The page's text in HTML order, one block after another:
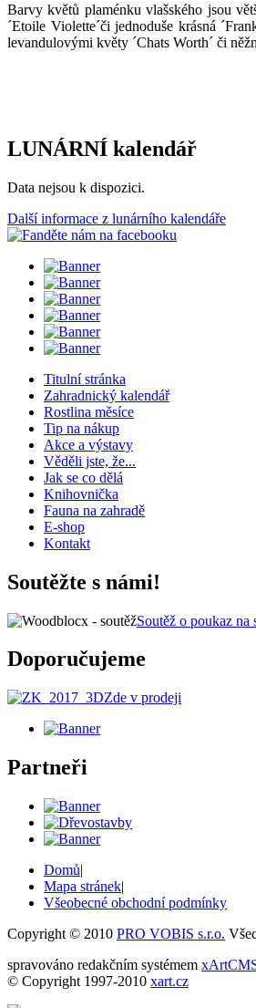
Barvy květů plaménku vlašského jsou
´Etoile Violette´či jednoduše krásná
levandulovými květy ´Chats Worth´ či
LUNÁRNÍ kalendář
Data nejsou k dispozici.
Další informace z lunárního kalendáře
Titulní stránka
Zahradnický kalendář
Rostlina měsíce
Tip na nákup
Akce a výstavy
Věděli jste, že...
Jak se co dělá
Knihovnička
Fauna na zahradě
E-shop
Kontakt
Soutěžte s námi!
Soutěž o poukaz na
Doporučujeme
Zde v prodeji
Partneři
Domů|
Mapa stránek|
Všeobecné obchodní podmínky
Copyright © 2010 PRO VOBIS s.r.o.
spravováno redakčním systémem
© Copyright 1997-2010 xart.cz